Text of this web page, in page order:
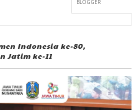
BLOGGER
Indonesia ke-80,
Jatim ke-11